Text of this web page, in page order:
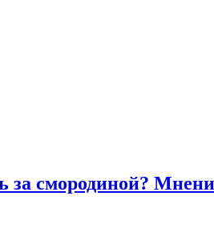
за смородиной?